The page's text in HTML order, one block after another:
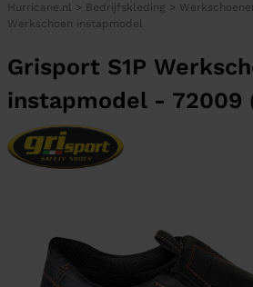
Hurricane.nl > Bedrijfskleding >
Werkschoen instapmodel
Grisport S1P
instapmodel - 72009